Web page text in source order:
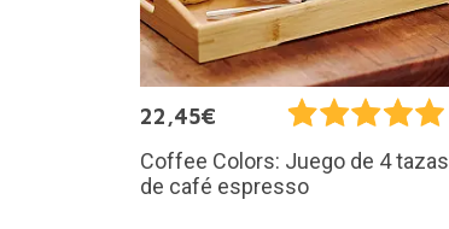
22,45€
Coffee Colors: Juego de 4 tazas
de café espresso